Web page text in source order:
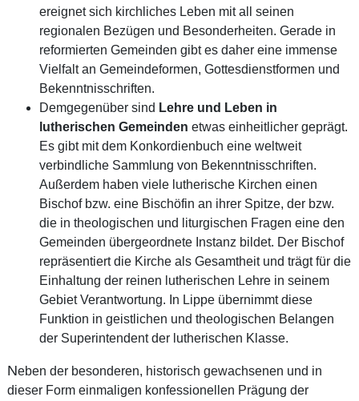
ereignet sich kirchliches Leben mit all seinen
regionalen Bezügen und Besonderheiten. Gerade in
reformierten Gemeinden gibt es daher eine immense
Vielfalt an Gemeindeformen, Gottesdienstformen und
Bekenntnisschriften.
Demgegenüber sind Lehre und Leben in
lutherischen Gemeinden etwas einheitlicher geprägt.
Es gibt mit dem Konkordienbuch eine weltweit
verbindliche Sammlung von Bekenntnisschriften.
Außerdem haben viele lutherische Kirchen einen
Bischof bzw. eine Bischöfin an ihrer Spitze, der bzw.
die in theologischen und liturgischen Fragen eine den
Gemeinden übergeordnete Instanz bildet. Der Bischof
repräsentiert die Kirche als Gesamtheit und trägt für die
Einhaltung der reinen lutherischen Lehre in seinem
Gebiet Verantwortung. In Lippe übernimmt diese
Funktion in geistlichen und theologischen Belangen
der Superintendent der lutherischen Klasse.
Neben der besonderen, historisch gewachsenen und in
dieser Form einmaligen konfessionellen Prägung der